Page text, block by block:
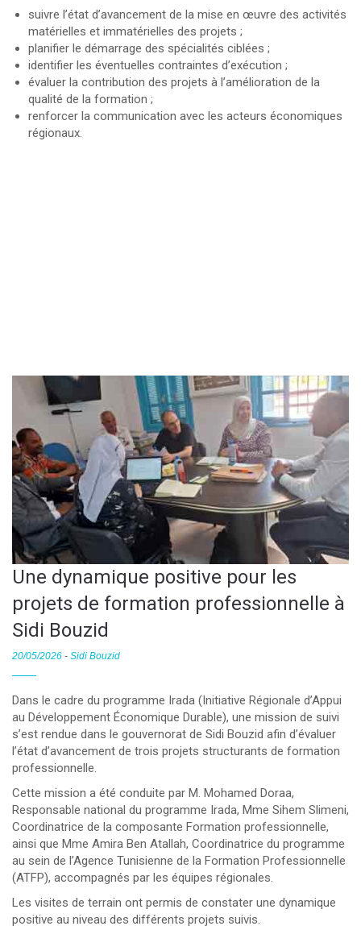
suivre l’état d’avancement de la mise en œuvre des activités
matérielles et immatérielles des projets ;
planifier le démarrage des spécialités ciblées ;
identifier les éventuelles contraintes d’exécution ;
évaluer la contribution des projets à l’amélioration de la
qualité de la formation ;
renforcer la communication avec les acteurs économiques
régionaux.
Une dynamique positive pour les
projets de formation professionnelle à
Sidi Bouzid
20/05/2026 - Sidi Bouzid
Dans le cadre du programme Irada (Initiative Régionale d’Appui
au Développement Économique Durable), une mission de suivi
s’est rendue dans le gouvernorat de Sidi Bouzid afin d’évaluer
l’état d’avancement de trois projets structurants de formation
professionnelle.
Cette mission a été conduite par M. Mohamed Doraa,
Responsable national du programme Irada, Mme Sihem Slimeni,
Coordinatrice de la composante Formation professionnelle,
ainsi que Mme Amira Ben Atallah, Coordinatrice du programme
au sein de l’Agence Tunisienne de la Formation Professionnelle
(ATFP), accompagnés par les équipes régionales.
Les visites de terrain ont permis de constater une dynamique
positive au niveau des différents projets suivis.